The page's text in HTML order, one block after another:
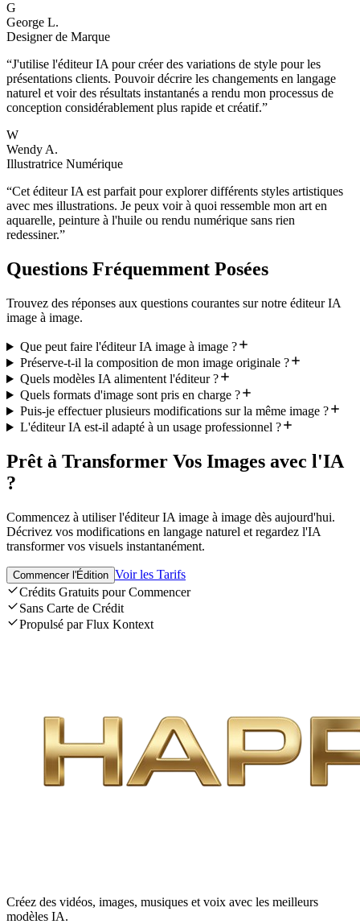
G
George L.
Designer de Marque
“J'utilise l'éditeur IA pour créer des variations de style pour les
présentations clients. Pouvoir décrire les changements en langage
naturel et voir des résultats instantanés a rendu mon processus de
conception considérablement plus rapide et créatif.”
W
Wendy A.
Illustratrice Numérique
“Cet éditeur IA est parfait pour explorer différents styles artistiques
avec mes illustrations. Je peux voir à quoi ressemble mon art en
aquarelle, peinture à l'huile ou rendu numérique sans rien
redessiner.”
Questions Fréquemment Posées
Trouvez des réponses aux questions courantes sur notre éditeur IA
image à image.
Que peut faire l'éditeur IA image à image ?
Préserve-t-il la composition de mon image originale ?
Quels modèles IA alimentent l'éditeur ?
Quels formats d'image sont pris en charge ?
Puis-je effectuer plusieurs modifications sur la même image ?
L'éditeur IA est-il adapté à un usage professionnel ?
Prêt à Transformer Vos Images avec l'IA
?
Commencez à utiliser l'éditeur IA image à image dès aujourd'hui.
Décrivez vos modifications en langage naturel et regardez l'IA
transformer vos visuels instantanément.
Commencer l'Édition Voir les Tarifs
Crédits Gratuits pour Commencer
Sans Carte de Crédit
Propulsé par Flux Kontext
Créez des vidéos, images, musiques et voix avec les meilleurs
modèles IA.